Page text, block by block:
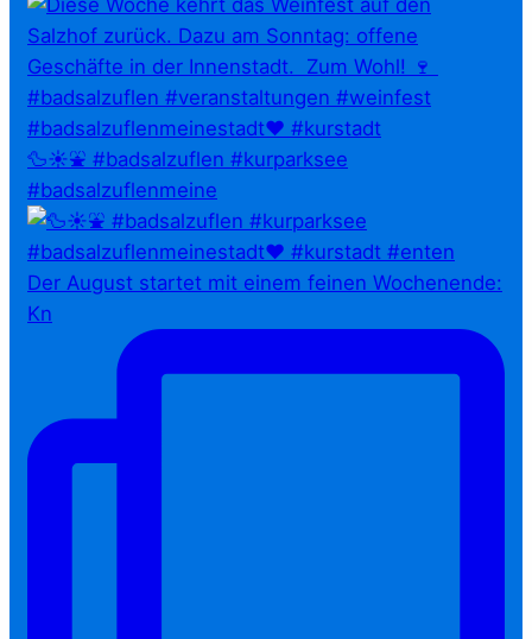
🦆☀️⛲ #badsalzuflen #kurparksee
#badsalzuflenmeine
Der August startet mit einem feinen Wochenende:
Kn